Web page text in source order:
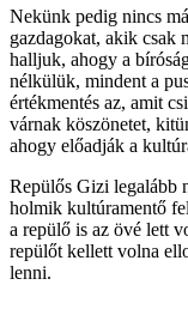
Nekünk pedig nincs
gazdagokat, akik csak
halljuk, ahogy a
nélkülük, mindent a
értékmentés az, amit
várnak köszönetet,
ahogy előadják a
Repülős Gizi legalább
holmik kultúramentő
a repülő is az övé lett
repülőt kellett volna
lenni.